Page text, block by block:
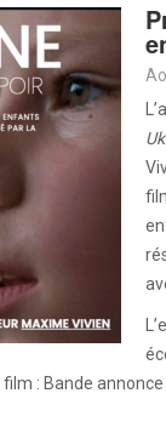
: Bande annonce